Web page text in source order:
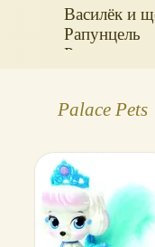
Василёк и
Рапунцель
Ромашка,
Pets от Blip
18-см
Palace Pets